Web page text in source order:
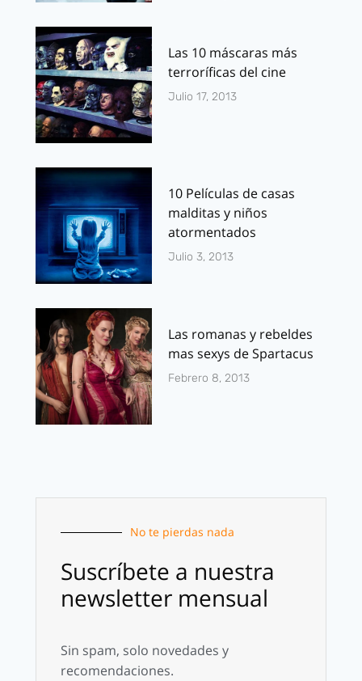
Las 10 máscaras más
terroríficas del cine
Julio 17, 2013
10 Películas de casas
malditas y niños
atormentados
Julio 3, 2013
Las romanas y rebeldes
mas sexys de Spartacus
Febrero 8, 2013
No te pierdas nada
Suscríbete a nuestra
newsletter mensual
Sin spam, solo novedades y
recomendaciones.